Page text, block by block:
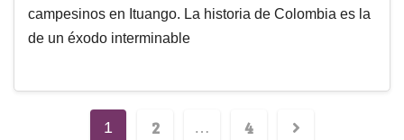
campesinos en Ituango. La historia de Colombia es la
de un éxodo interminable
1 2 … 4